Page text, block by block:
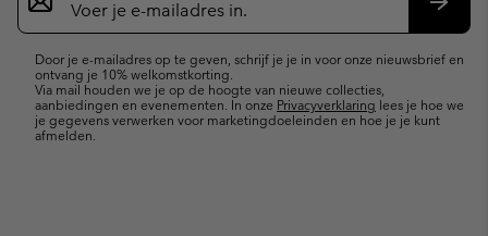
e-
Door je e-mailadres op te geven, schrijf je je in voor onze nieuwsbrief en
ontvang je 10% welkomstkorting.
Via mail houden we je op de hoogte van nieuwe collecties,
aanbiedingen en evenementen. In onze Privacyverklaring lees je hoe we
je gegevens verwerken voor marketingdoeleinden en hoe je je kunt
afmelden.